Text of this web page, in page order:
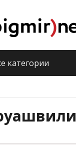
категории